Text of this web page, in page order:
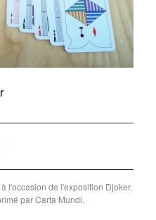
l'occasion de l'exposition Djoker.
par Carta Mundi.